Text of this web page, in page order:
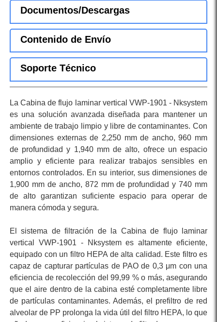
Documentos/Descargas
Contenido de Envío
Soporte Técnico
La Cabina de flujo laminar vertical VWP-1901 - Nksystem
es una solución avanzada diseñada para mantener un
ambiente de trabajo limpio y libre de contaminantes. Con
dimensiones externas de 2,250 mm de ancho, 960 mm
de profundidad y 1,940 mm de alto, ofrece un espacio
amplio y eficiente para realizar trabajos sensibles en
entornos controlados. En su interior, sus dimensiones de
1,900 mm de ancho, 872 mm de profundidad y 740 mm
de alto garantizan suficiente espacio para operar de
manera cómoda y segura.
El sistema de filtración de la Cabina de flujo laminar
vertical VWP-1901 - Nksystem es altamente eficiente,
equipado con un filtro HEPA de alta calidad. Este filtro es
capaz de capturar partículas de PAO de 0,3 μm con una
eficiencia de recolección del 99,99 % o más, asegurando
que el aire dentro de la cabina esté completamente libre
de partículas contaminantes. Además, el prefiltro de red
alveolar de PP prolonga la vida útil del filtro HEPA, lo que